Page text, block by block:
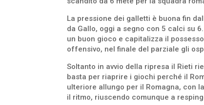
La pressione dei galletti è buona fin
da Gallo, oggi a segno con 5 calci su
un buon gioco e capitalizza il
offensivo, nel finale del parziale gli
Soltanto in avvio della ripresa il Rieti
basta per riaprire i giochi perché il
ulteriore allungo per il Romagna, con
il ritmo, riuscendo comunque a